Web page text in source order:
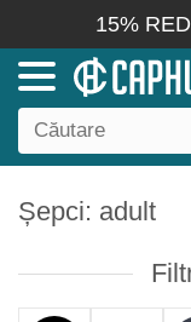
15%
Șepci: adult